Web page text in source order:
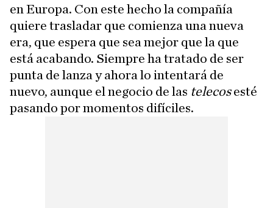
en Europa. Con este hecho la compañía
quiere trasladar que comienza una nueva
era, que espera que sea mejor que la que
está acabando. Siempre ha tratado de ser
punta de lanza y ahora lo intentará de
nuevo, aunque el negocio de las telecosesté
pasando por momentos difíciles.